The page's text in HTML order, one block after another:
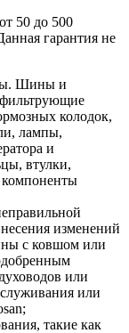
50 до 500
гарантия не
Шины и
колодок,
лампы,
и
втулки,
изменений
с ковшом или
или
или
такие как